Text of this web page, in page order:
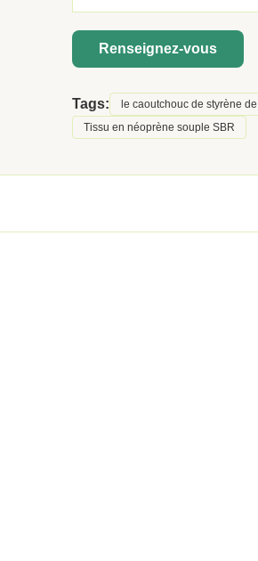
Renseignez-vous
Tags: le caoutchouc de styrène
Tissu en néoprène souple SBR